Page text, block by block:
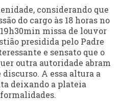
considerando que
do cargo às 18 horas no
missa de louvor
presidida pelo Padre
e sensato que o
outra autoridade abram
A essa altura a
deixando a plateia